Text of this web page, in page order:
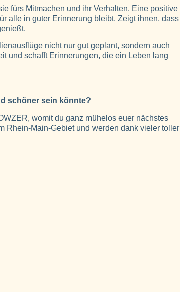
fürs Mitmachen und ihr Verhalten. Eine positive
alle in guter Erinnerung bleibt. Zeigt ihnen, dass
nicht nur gut geplant, sondern auch
und schafft Erinnerungen, die ein Leben lang
schöner sein könnte?
womit du ganz mühelos euer nächstes
Rhein-Main-Gebiet und werden dank vieler toller